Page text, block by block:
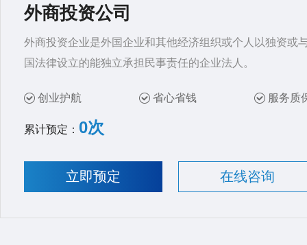
外商投资公司
外商投资企业是外国企业和其他经济组织或个人以独资或
国法律设立的能独立承担民事责任的企业法人。
创业护航 省心省钱 服务质
累计预定： 0次
立即预定 在线咨询